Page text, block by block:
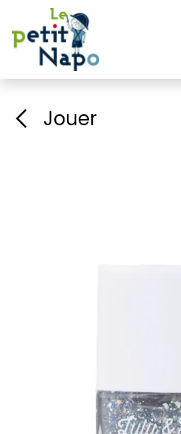
Se rendre au contenu
Jouer